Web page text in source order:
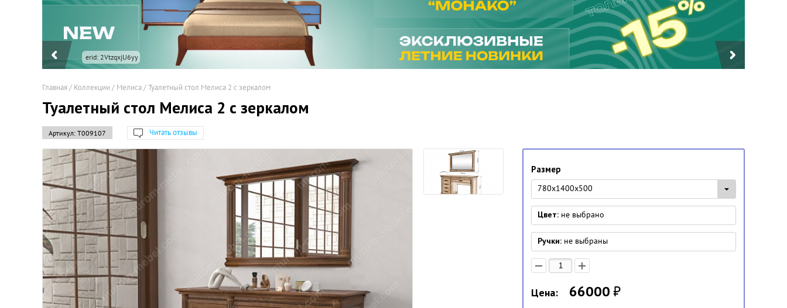
Главная/ Коллекции / Мелиса/Туалетный стол Мелиса 2 с зеркалом
Туалетный стол Мелиса 2 с зеркалом
Артикул: Т009107 Читать отзывы
Размер
780x1400x500
Цвет: не выбрано
Ручки: не выбраны
Цена: 66000₽